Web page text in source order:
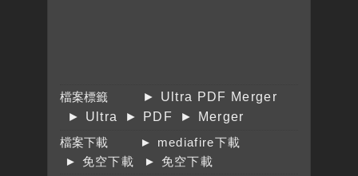
檔案標籤
► Ultra PDF Merger
► Ultra
► PDF
► Merger
檔案下載